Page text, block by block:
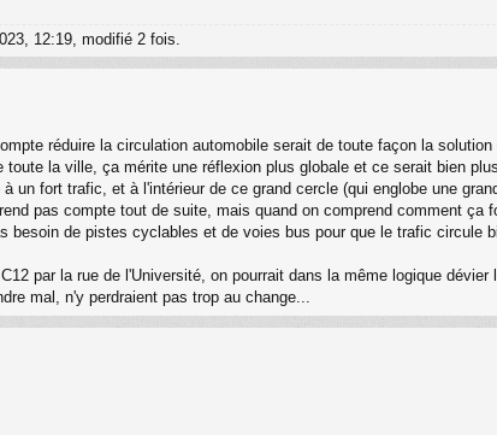
12:19, modifié 2 fois.
réduire la circulation automobile serait de toute façon la
la ville, ça mérite une réflexion plus globale et ce serait bien
un fort trafic, et à l'intérieur de ce grand cercle (qui englobe une
pas compte tout de suite, mais quand on comprend comment
besoin de pistes cyclables et de voies bus pour que le trafic circule
par la rue de l'Université, on pourrait dans la même logique
mal, n'y perdraient pas trop au change...